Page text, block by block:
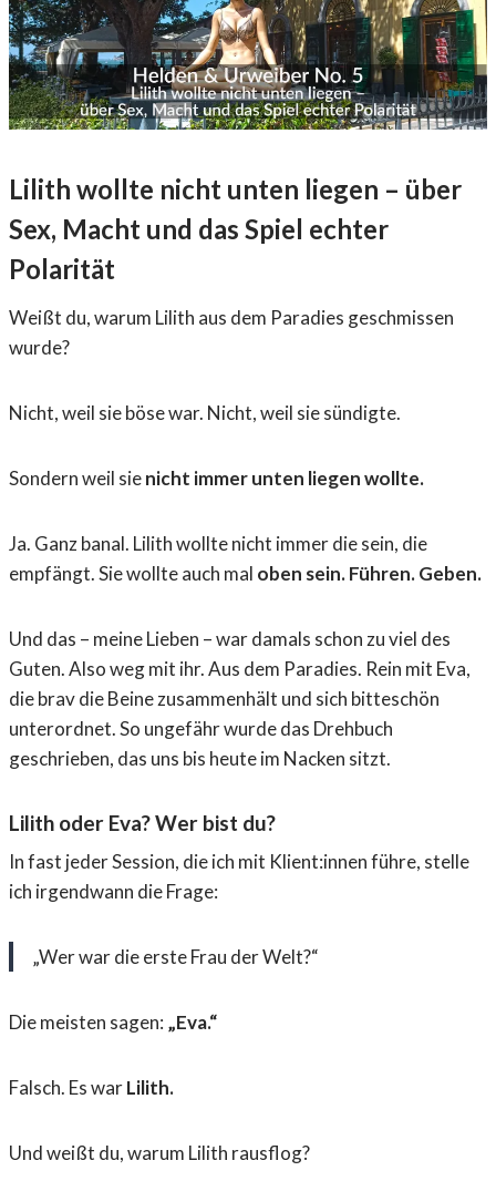
Lilith wollte nicht unten liegen – über
Sex, Macht und das Spiel echter
Polarität
Weißt du, warum Lilith aus dem Paradies geschmissen
wurde?
Nicht, weil sie böse war. Nicht, weil sie sündigte.
Sondern weil sienicht immer unten liegen wollte.
Ja. Ganz banal. Lilith wollte nicht immer die sein, die
empfängt. Sie wollte auch mal oben sein. Führen. Geben.
Und das – meine Lieben – war damals schon zu viel des
Guten. Also weg mit ihr. Aus dem Paradies. Rein mit Eva,
die brav die Beine zusammenhält und sich bitteschön
unterordnet. So ungefähr wurde das Drehbuch
geschrieben, das uns bis heute im Nacken sitzt.
Lilith oder Eva? Wer bist du?
In fast jeder Session, die ich mit Klient:innen führe, stelle
ich irgendwann die Frage:
„Wer war die erste Frau der Welt?“
Die meisten sagen: „Eva.“
Falsch. Es warLilith.
Und weißt du, warum Lilith rausflog?